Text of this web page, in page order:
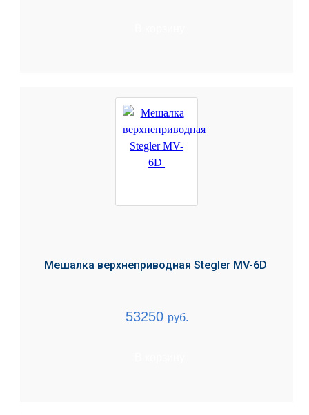
Мешалка верхнеприводная Stegler MV-6D
53250 руб.